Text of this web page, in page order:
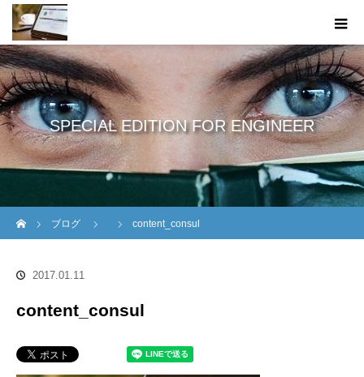
SPECIAL EDITION FOR ENGINEER
ブログ
content_consul
2017.01.11
content_consul